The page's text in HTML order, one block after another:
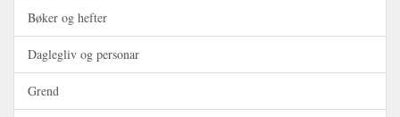
Bøker og hefter
Daglegliv og personar
Grend